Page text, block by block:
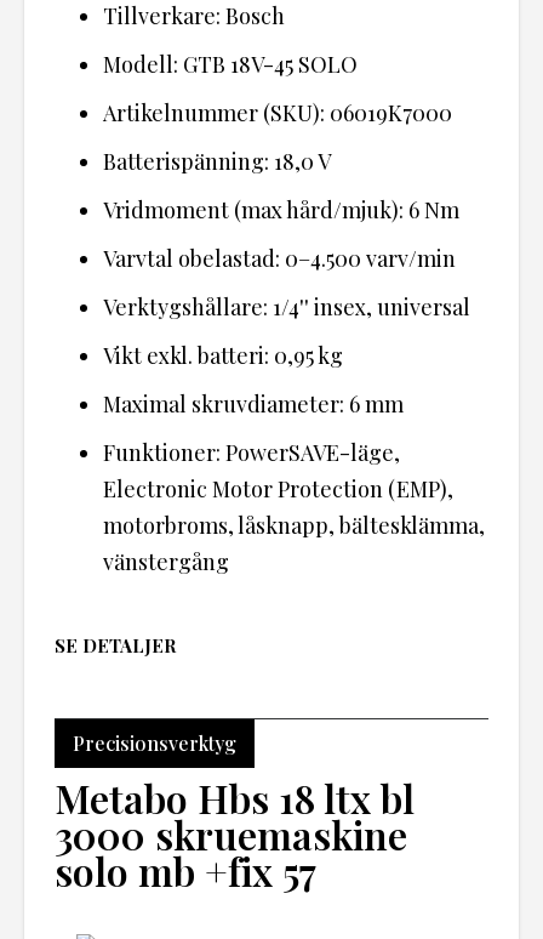
Tillverkare: Bosch
Modell: GTB 18V-45 SOLO
Artikelnummer (SKU): 06019K7000
Batterispänning: 18,0 V
Vridmoment (max hård/mjuk): 6 Nm
Varvtal obelastad: 0–4.500 varv/min
Verktygshållare: 1/4'' insex, universal
Vikt exkl. batteri: 0,95 kg
Maximal skruvdiameter: 6 mm
Funktioner: PowerSAVE-läge,
Electronic Motor Protection (EMP),
motorbroms, låsknapp, bältesklämma,
vänstergång
SE DETALJER
Precisionsverktyg
Metabo Hbs 18 ltx bl
3000 skruemaskine
solo mb +fix 57